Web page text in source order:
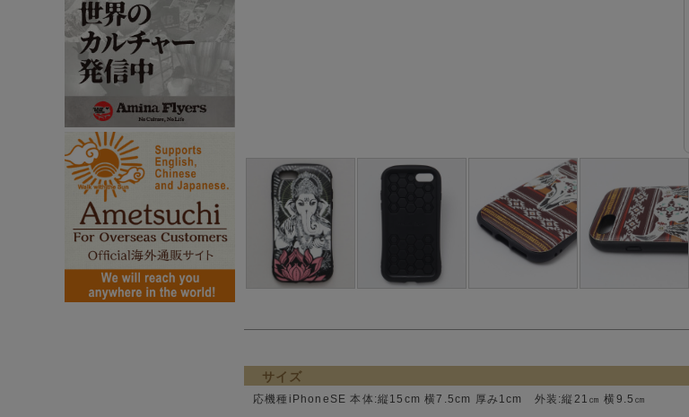
サイズ
応機種iPhoneSE 本体:縦15cm 横7.5cm 厚み1cm 外装:縦21㎝ 横9.5㎝